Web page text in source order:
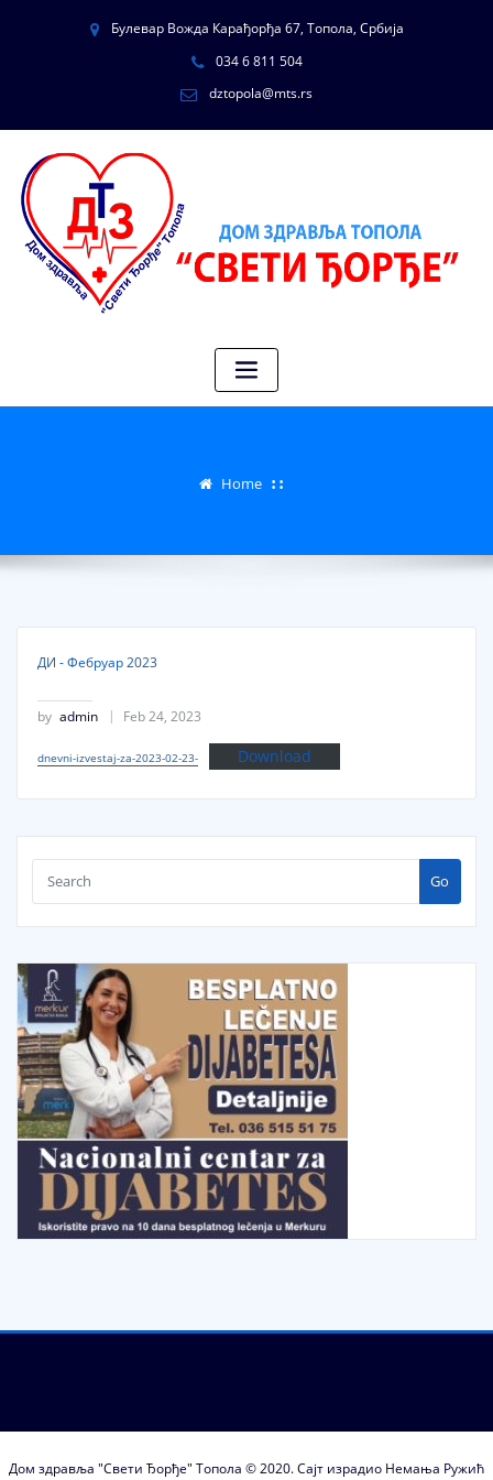
Булевар Вожда Карађорђа 67, Топола, Србија
034 6 811 504
dztopola@mts.rs
Home
ДИ - Фебруар 2023
by admin Feb 24, 2023
dnevni-izvestaj-za-2023-02-23- Download
Go
Дом здравља "Свети Ђорђе" Топола © 2020. Сајт израдио Немања Ружић